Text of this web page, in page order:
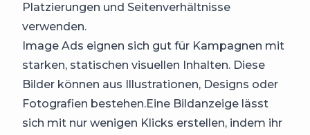
Platzierungen und Seitenverhältnisse
verwenden.
Image Ads eignen sich gut für Kampagnen mit
starken, statischen visuellen Inhalten. Diese
Bilder können aus Illustrationen, Designs oder
Fotografien bestehen.Eine Bildanzeige lässt
sich mit nur wenigen Klicks erstellen, indem ihr